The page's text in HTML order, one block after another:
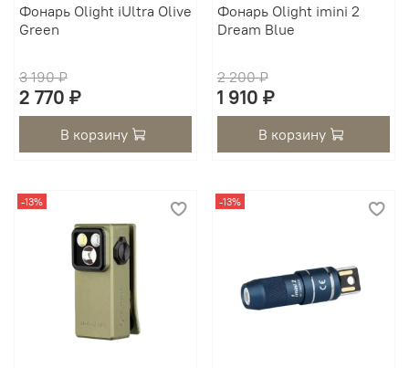
Фонарь Olight iUltra Olive
Green
3 190 ₽
2 770 ₽
В корзину
Фонарь Olight imini 2
Dream Blue
2 200 ₽
1 910 ₽
В корзину
-13% -13%